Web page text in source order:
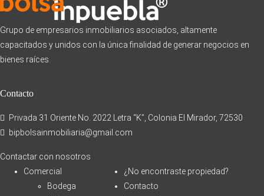
Grupo de empresarios inmobiliarios asociados, altamente
capacitados y unidos con la única finalidad de generar negocios en
bienes raíces.
Contacto
Privada 31 Oriente No. 2022 Letra “K”, Colonia El Mirador, 72530
bipbolsainmobiliaria@gmail.com
Contactar con nosotros
Comercial
Bodega
¿No encontraste propiedad?
Contacto